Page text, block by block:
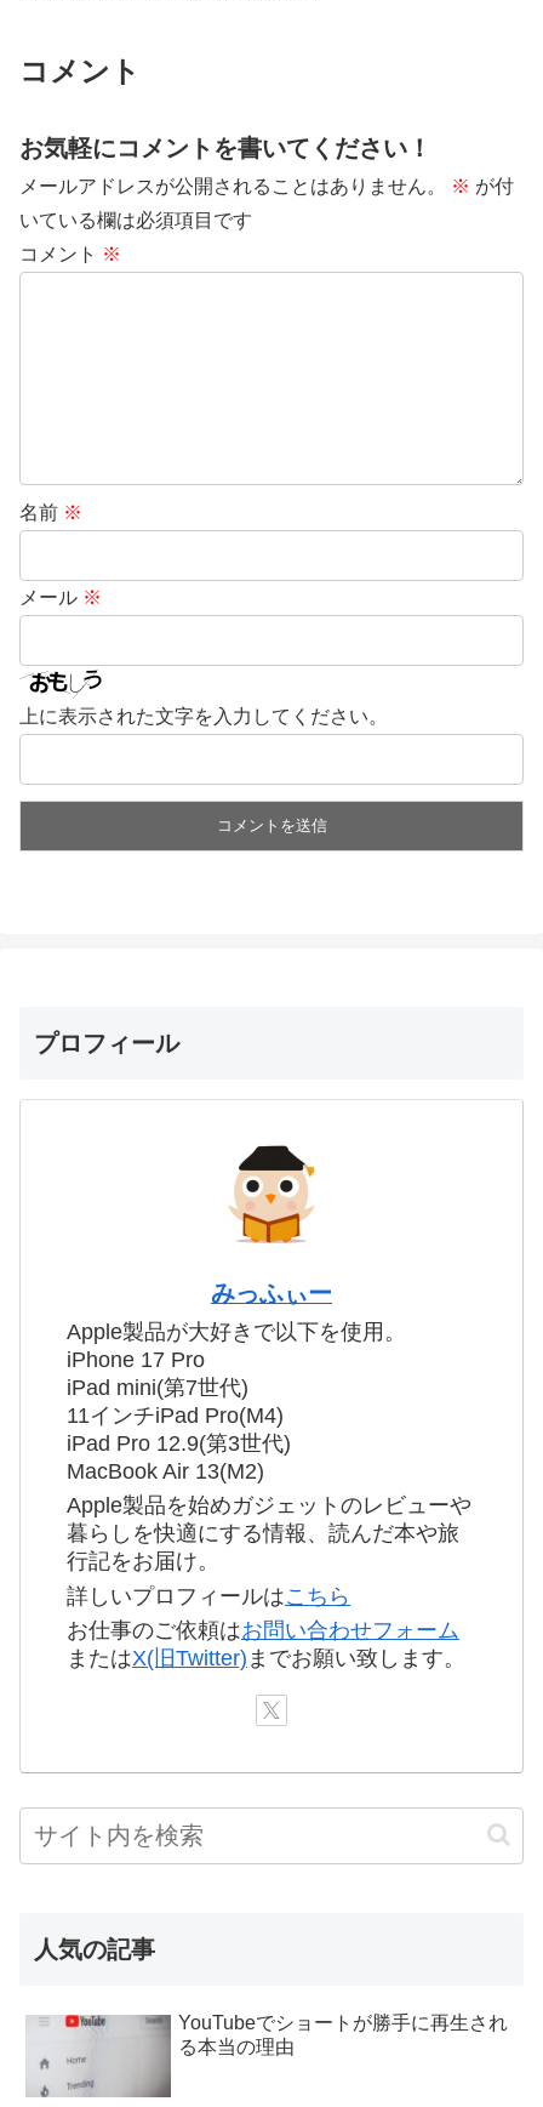
コメント
お気軽にコメントを書いてください！
メールアドレスが公開されることはありません。 ※ が付
いている欄は必須項目です
コメント ※
名前 ※
メール ※
上に表示された文字を入力してください。
プロフィール
みっふぃー
Apple製品が大好きで以下を使用。
iPhone 17 Pro
iPad mini(第7世代)
11インチiPad Pro(M4)
iPad Pro 12.9(第3世代)
MacBook Air 13(M2)
Apple製品を始めガジェットのレビューや
暮らしを快適にする情報、読んだ本や旅
行記をお届け。
詳しいプロフィールはこちら
お仕事のご依頼はお問い合わせフォーム
またはX(旧Twitter) までお願い致します。
人気の記事
YouTubeでショートが勝手に再生され
る本当の理由